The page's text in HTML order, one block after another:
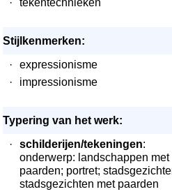
·
tekentechnieken
Stijlkenmerken:
·
expressionisme
·
impressionisme
Typering van het werk:
·
schilderijen/tekeningen:
onderwerp: landschappen
paarden; portret;
stadsgezichten met paarden